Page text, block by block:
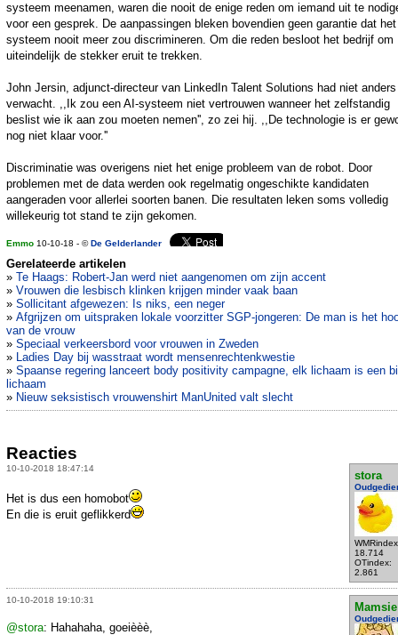
systeem meenamen, waren die nooit de enige reden om iemand uit te
voor een gesprek. De aanpassingen bleken bovendien geen garantie dat het
systeem nooit meer zou discrimineren. Om die reden besloot het bedrijf om
uiteindelijk de stekker eruit te trekken.
John Jersin, adjunct-directeur van LinkedIn Talent Solutions had niet anders
verwacht. ,,Ik zou een AI-systeem niet vertrouwen wanneer het zelfstandig
beslist wie ik aan zou moeten nemen'', zo zei hij. ,,De technologie is er
nog niet klaar voor.''
Discriminatie was overigens niet het enige probleem van de robot. Door
problemen met de data werden ook regelmatig ongeschikte kandidaten
aangeraden voor allerlei soorten banen. Die resultaten leken soms volledig
willekeurig tot stand te zijn gekomen.
Emmo 10-10-18 - ©De Gelderlander
Gerelateerde artikelen
» Te Haags: Robert-Jan werd niet aangenomen om zijn accent
» Vrouwen die lesbisch klinken krijgen minder vaak baan
» Sollicitant afgewezen: Is niks, een neger
» Afgrijzen om uitspraken lokale voorzitter SGP-jongeren: De man is het
van de vrouw
» Speciaal verkeersbord voor vrouwen in Zweden
» Ladies Day bij wasstraat wordt mensenrechtenkwestie
» Spaanse regering lanceert body positivity campagne, elk lichaam is een
lichaam
» Nieuw seksistisch vrouwenshirt ManUnited valt slecht
Reacties
10-10-2018 18:47:14
stora
18.714
OTindex:
2.861
Het is dus een homobot
En die is eruit geflikkerd
10-10-2018 19:10:31
Mamsie
@stora: Hahahaha, goeièèè,